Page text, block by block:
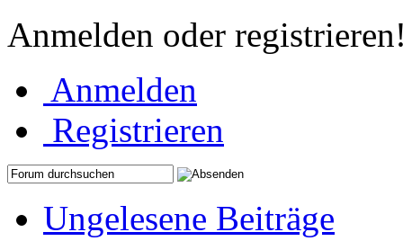
Anmelden oder
Anmelden
Registrieren
Ungelesene Beiträge